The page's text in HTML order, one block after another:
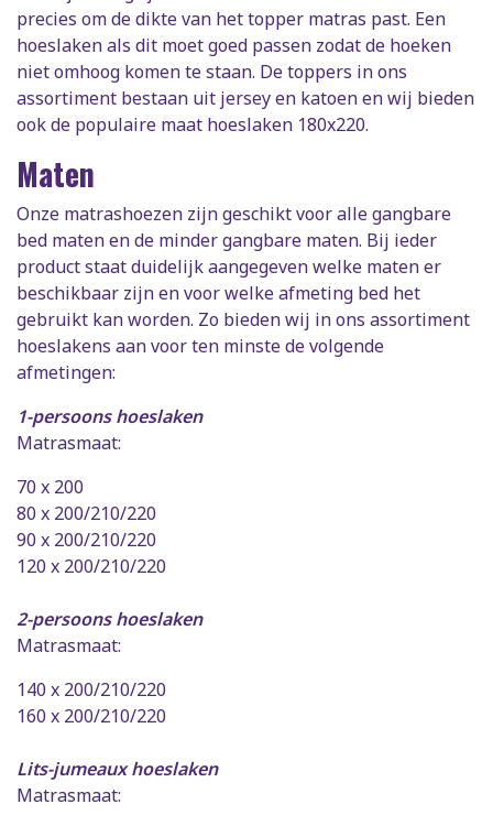
precies om de dikte van het topper matras past. Een
hoeslaken als dit moet goed passen zodat de hoeken
niet omhoog komen te staan. De toppers in ons
assortiment bestaan uit jersey en katoen en wij bieden
ook de populaire maat hoeslaken 180x220.
Maten
Onze matrashoezen zijn geschikt voor alle gangbare
bed maten en de minder gangbare maten. Bij ieder
product staat duidelijk aangegeven welke maten er
beschikbaar zijn en voor welke afmeting bed het
gebruikt kan worden. Zo bieden wij in ons assortiment
hoeslakens aan voor ten minste de volgende
afmetingen:
1-persoons hoeslaken
Matrasmaat:
70 x 200
80 x 200/210/220
90 x 200/210/220
120 x 200/210/220
2-persoons hoeslaken
Matrasmaat:
140 x 200/210/220
160 x 200/210/220
Lits-jumeaux hoeslaken
Matrasmaat: